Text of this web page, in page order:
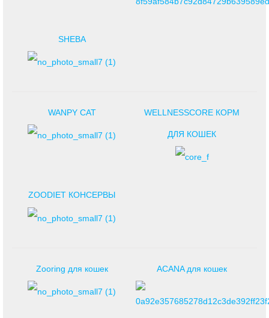
SHEBA
WANPY CAT WELLNESSCORE КОРМ
ДЛЯ КОШЕК
ZOODIET КОНСЕРВЫ
Zooring для кошек АCANA для кошек